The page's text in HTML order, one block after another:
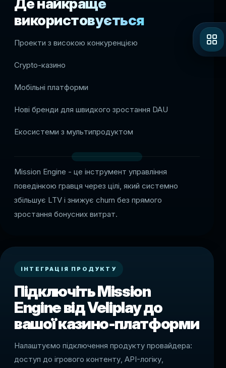
Де найкраще
використовується
Проекти з високою конкуренцією
Crypto-казино
Мобільні платформи
Нові бренди для швидкого зростання DAU
Екосистеми з мультипродуктом
Mission Engine - це інструмент управління
поведінкою гравця через цілі, який системно
збільшує LTV і знижує churn без прямого
зростання бонусних витрат.
ІНТЕГРАЦІЯ ПРОДУКТУ
Підключіть Mission
Engine від Veliplay до
вашої казино-платформи
Налаштуємо підключення продукту провайдера:
доступ до ігрового контенту, API-логіку,